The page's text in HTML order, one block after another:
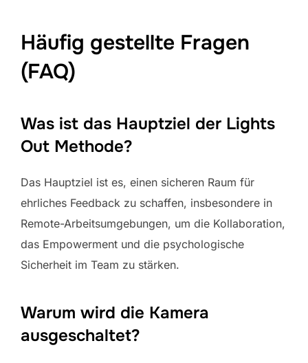
Häufig gestellte Fragen
(FAQ)
Was ist das Hauptziel der Lights
Out Methode?
Das Hauptziel ist es, einen sicheren Raum für
ehrliches Feedback zu schaffen, insbesondere in
Remote-Arbeitsumgebungen, um die Kollaboration,
das Empowerment und die psychologische
Sicherheit im Team zu stärken.
Warum wird die Kamera
ausgeschaltet?